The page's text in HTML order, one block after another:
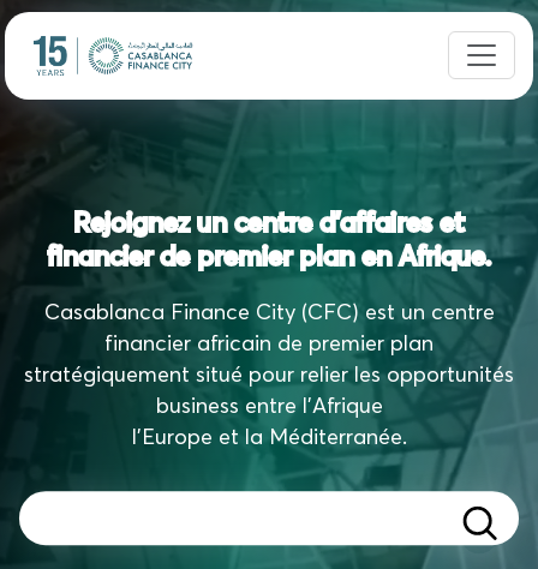
Rejoignez un centre d'affaires et
financier de premier plan en Afrique.
Casablanca Finance City (CFC) est un centre
financier africain de premier plan
stratégiquement situé pour relier les opportunités
business entre l'Afrique
l'Europe et la Méditerranée.